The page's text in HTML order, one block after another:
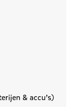
& accu’s)